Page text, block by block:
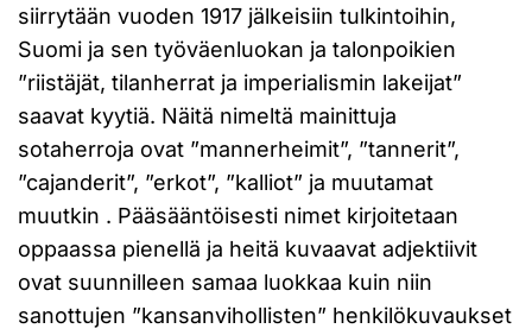
siirrytään vuoden 1917 jälkeisiin tulkintoihin,
Suomi ja sen työväenluokan ja talonpoikien
”riistäjät, tilanherrat ja imperialismin lakeijat”
saavat kyytiä. Näitä nimeltä mainittuja
sotaherroja ovat ”mannerheimit”, ”tannerit”,
”cajanderit”, ”erkot”, ”kalliot” ja muutamat
muutkin . Pääsääntöisesti nimet kirjoitetaan
oppaassa pienellä ja heitä kuvaavat adjektiivit
ovat suunnilleen samaa luokkaa kuin niin
sanottujen ”kansanvihollisten” henkilökuvaukset